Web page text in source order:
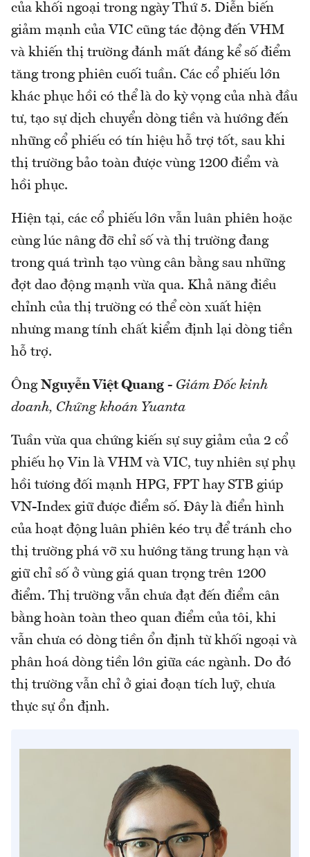
của khối ngoại trong ngày Thứ 5. Diễn biến
giảm mạnh của VIC cũng tác động đến VHM
và khiến thị trường đánh mất đáng kể số điểm
tăng trong phiên cuối tuần. Các cổ phiếu lớn
khác phục hồi có thể là do kỳ vọng của nhà đầu
tư, tạo sự dịch chuyển dòng tiền và hướng đến
những cổ phiếu có tín hiệu hỗ trợ tốt, sau khi
thị trường bảo toàn được vùng 1200 điểm và
hồi phục.
Hiện tại, các cổ phiếu lớn vẫn luân phiên hoặc
cùng lúc nâng đỡ chỉ số và thị trường đang
trong quá trình tạo vùng cân bằng sau những
đợt dao động mạnh vừa qua. Khả năng điều
chỉnh của thị trường có thể còn xuất hiện
nhưng mang tính chất kiểm định lại dòng tiền
hỗ trợ.
Ông Nguyễn Việt Quang - Giám Đốc kinh
doanh, Chứng khoán Yuanta
Tuần vừa qua chứng kiến sự suy giảm của 2 cổ
phiếu họ Vin là VHM và VIC, tuy nhiên sự phụ
hồi tương đối mạnh HPG, FPT hay STB giúp
VN-Index giữ được điểm số. Đây là điển hình
của hoạt động luân phiên kéo trụ để tránh cho
thị trường phá vỡ xu hướng tăng trung hạn và
giữ chỉ số ở vùng giá quan trọng trên 1200
điểm. Thị trường vẫn chưa đạt đến điểm cân
bằng hoàn toàn theo quan điểm của tôi, khi
vẫn chưa có dòng tiền ổn định từ khối ngoại và
phân hoá dòng tiền lớn giữa các ngành. Do đó
thị trường vẫn chỉ ở giai đoạn tích luỹ, chưa
thực sự ổn định.